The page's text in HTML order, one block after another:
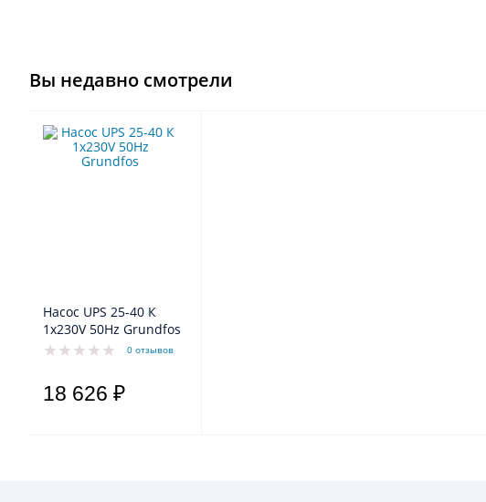
Вы недавно смотрели
Насос UPS 25-40 К
1x230V 50Hz Grundfos
0 отзывов
18 626 ₽